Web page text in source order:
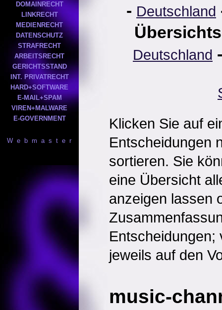
DOMAINRECHT
LINKRECHT
MEDIENRECHT
DATENSCHUTZ
STRAFRECHT
ARBEITSRECHT
GERICHTSSTAND
INT. PRIVATRECHT
HARD+SOFTWARE
E-MAIL+SPAM
VIREN+MALWARE
E-GOVERNMENT
W e b m a s t e r
- Deutschland
Deutschland
Klicken Sie auf
Entscheidungen
sortieren. Sie
eine Übersicht
anzeigen lassen
Entscheidungen;
jeweils auf den
music-